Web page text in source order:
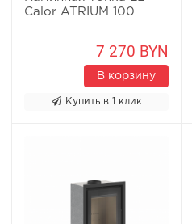
Calor ATRIUM 100
7 270 BYN
В корзину
Купить в 1 клик